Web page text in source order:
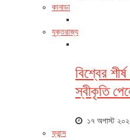
কানাডা
যুক্তরাজ্য
বিশ্বের
স্বীকৃতি
১৭ অগাস্ট
ফ্রান্স